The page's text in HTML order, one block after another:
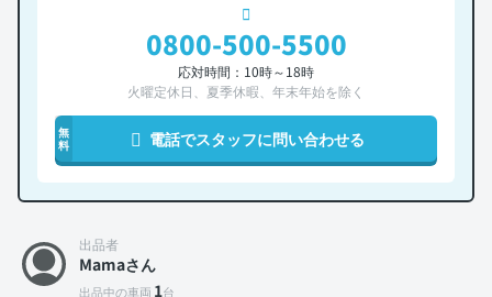
0800-500-5500
応対時間：10時～18時
火曜定休日、夏季休暇、年末年始を除く
無
料
電話でスタッフに問い合わせる
出品者
Mamaさん
出品中の車両 1台